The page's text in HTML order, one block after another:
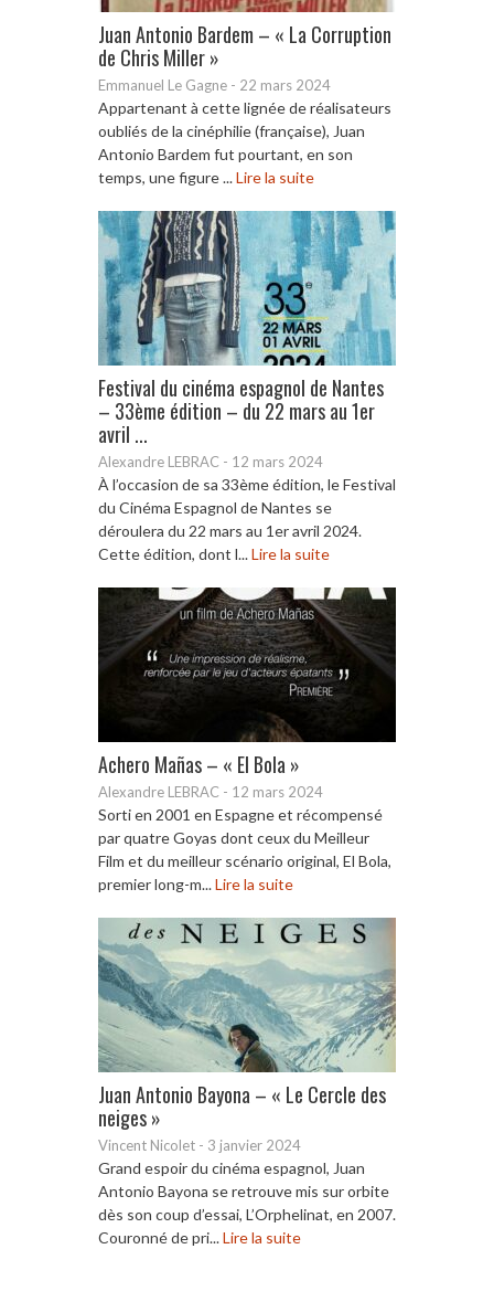
Juan Antonio Bardem – « La Corruption
de Chris Miller »
Emmanuel Le Gagne - 22 mars 2024
Appartenant à cette lignée de réalisateurs
oubliés de la cinéphilie (française), Juan
Antonio Bardem fut pourtant, en son
temps, une figure ...Lire la suite
Festival du cinéma espagnol de Nantes
– 33ème édition – du 22 mars au 1er
avril ...
Alexandre LEBRAC - 12 mars 2024
À l’occasion de sa 33ème édition, le Festival
du Cinéma Espagnol de Nantes se
déroulera du 22 mars au 1er avril 2024.
Cette édition, dont l...Lire la suite
Achero Mañas – « El Bola »
Alexandre LEBRAC - 12 mars 2024
Sorti en 2001 en Espagne et récompensé
par quatre Goyas dont ceux du Meilleur
Film et du meilleur scénario original, El Bola,
premier long-m...Lire la suite
Juan Antonio Bayona – « Le Cercle des
neiges »
Vincent Nicolet - 3 janvier 2024
Grand espoir du cinéma espagnol, Juan
Antonio Bayona se retrouve mis sur orbite
dès son coup d’essai, L’Orphelinat, en 2007.
Couronné de pri...Lire la suite